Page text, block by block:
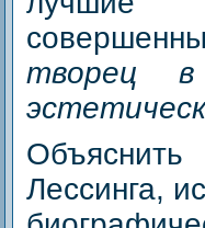
творец
Лессинга,